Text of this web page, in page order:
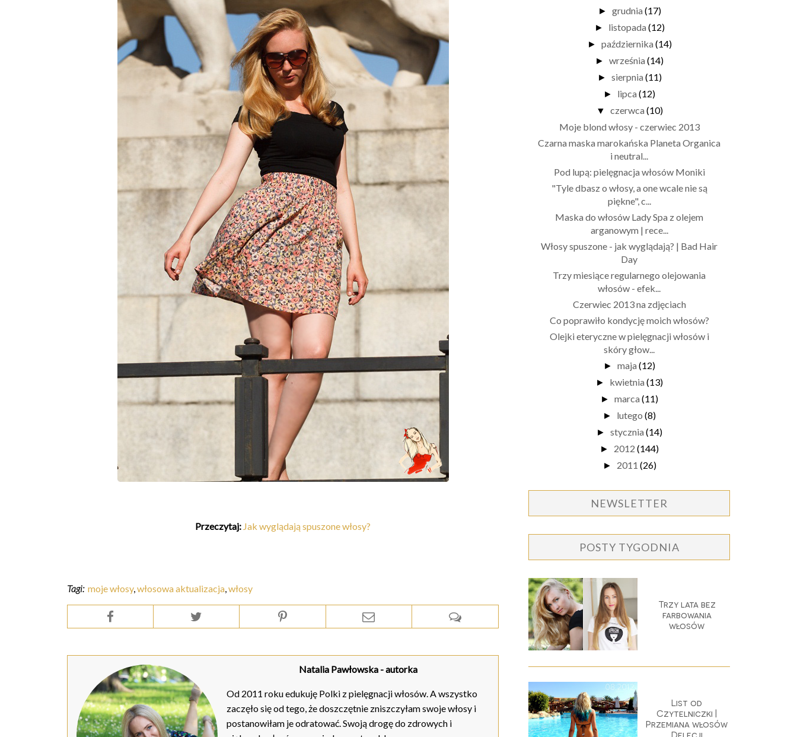
Przeczytaj: Jak wyglądają spuszone włosy?
Tagi: moje włosy,włosowa aktualizacja,włosy
Natalia Pawłowska- autorka
Od 2011 roku edukuję Polki z pielęgnacji włosów. A wszystko
zaczęło się od tego, że doszczętnie zniszczyłam swoje włosy i
postanowiłam je odratować. Swoją drogę do zdrowych i
► grudnia (17)
► listopada (12)
► października (14)
► września (14)
► sierpnia (11)
► lipca (12)
▼ czerwca (10)
Moje blond włosy - czerwiec 2013
Czarna maska marokańska Planeta Organica
i neutral...
Pod lupą: pielęgnacja włosów Moniki
"Tyle dbasz o włosy, a one wcale nie są
piękne", c...
Maska do włosów Lady Spa z olejem
arganowym | rece...
Włosy spuszone - jak wyglądają? | Bad Hair
Day
Trzy miesiące regularnego olejowania
włosów - efek...
Czerwiec 2013 na zdjęciach
Co poprawiło kondycję moich włosów?
Olejki eteryczne w pielęgnacji włosów i
skóry głow...
► maja (12)
► kwietnia (13)
► marca (11)
► lutego (8)
► stycznia (14)
► 2012 (144)
► 2011 (26)
NEWSLETTER
POSTY TYGODNIA
Trzy lata bez
farbowania
włosów
List od
Czytelniczki |
Przemiana włosów
Delecji